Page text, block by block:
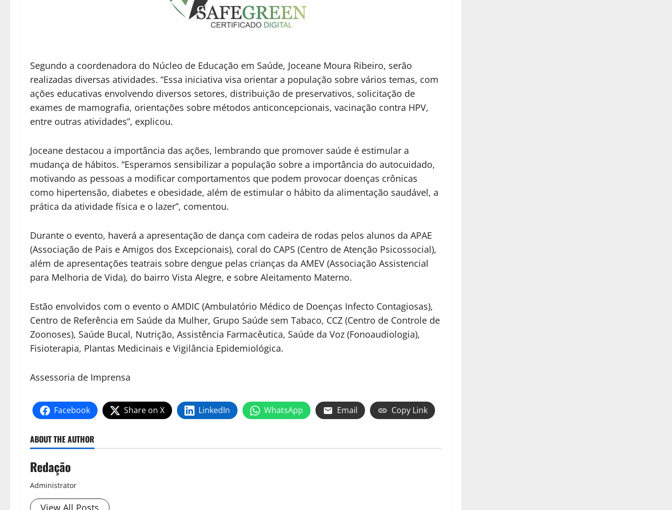
Segundo a coordenadora do Núcleo de Educação em Saúde, Joceane Moura Ribeiro, serão
realizadas diversas atividades. “Essa iniciativa visa orientar a população sobre vários temas, com
ações educativas envolvendo diversos setores, distribuição de preservativos, solicitação de
exames de mamografia, orientações sobre métodos anticoncepcionais, vacinação contra HPV,
entre outras atividades”, explicou.
Joceane destacou a importância das ações, lembrando que promover saúde é estimular a
mudança de hábitos. “Esperamos sensibilizar a população sobre a importância do autocuidado,
motivando as pessoas a modificar comportamentos que podem provocar doenças crônicas
como hipertensão, diabetes e obesidade, além de estimular o hábito da alimentação saudável, a
prática da atividade física e o lazer”, comentou.
Durante o evento, haverá a apresentação de dança com cadeira de rodas pelos alunos da APAE
(Associação de Pais e Amigos dos Excepcionais), coral do CAPS (Centro de Atenção Psicossocial),
além de apresentações teatrais sobre dengue pelas crianças da AMEV (Associação Assistencial
para Melhoria de Vida), do bairro Vista Alegre, e sobre Aleitamento Materno.
Estão envolvidos com o evento o AMDIC (Ambulatório Médico de Doenças Infecto Contagiosas),
Centro de Referência em Saúde da Mulher, Grupo Saúde sem Tabaco, CCZ (Centro de Controle de
Zoonoses), Saúde Bucal, Nutrição, Assistência Farmacêutica, Saúde da Voz (Fonoaudiologia),
Fisioterapia, Plantas Medicinais e Vigilância Epidemiológica.
Assessoria de Imprensa
Facebook Share on X LinkedIn WhatsApp Email Copy Link
ABOUT THE AUTHOR
Redação
Administrator
View All Posts